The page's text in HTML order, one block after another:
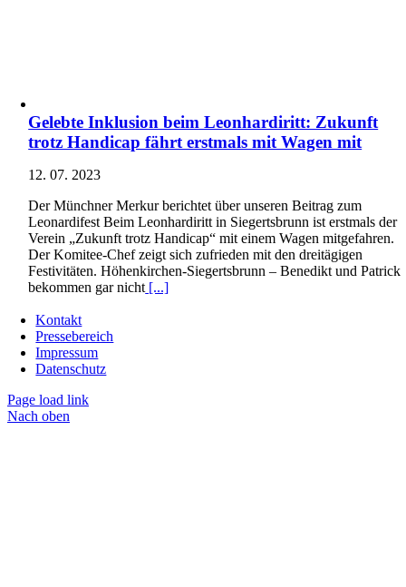
Gelebte Inklusion beim Leonhardiritt: Zukunft
trotz Handicap fährt erstmals mit Wagen mit
12. 07. 2023
Der Münchner Merkur berichtet über unseren Beitrag zum
Leonardifest Beim Leonhardiritt in Siegertsbrunn ist erstmals der
Verein „Zukunft trotz Handicap“ mit einem Wagen mitgefahren.
Der Komitee-Chef zeigt sich zufrieden mit den dreitägigen
Festivitäten. Höhenkirchen-Siegertsbrunn – Benedikt und Patrick
bekommen gar nicht [...]
Kontakt
Pressebereich
Impressum
Datenschutz
Page load link
Nach oben